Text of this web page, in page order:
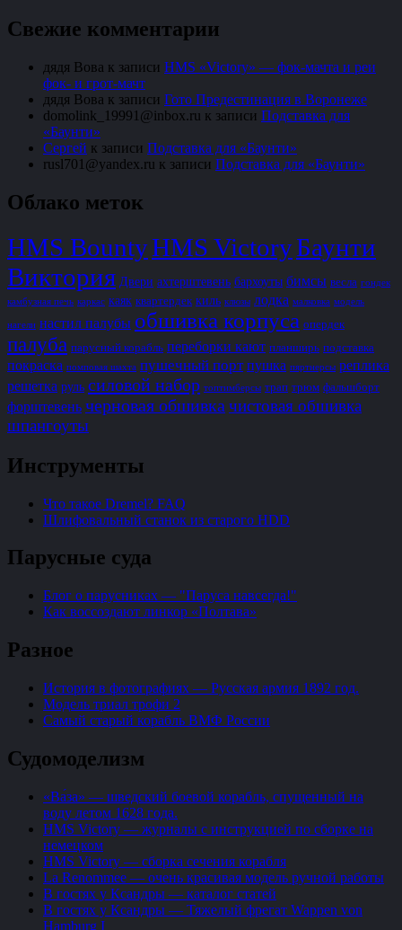
Свежие комментарии
дядя Вова к записи HMS «Victory» — фок-мачта и реи
фок- и грот-мачт
дядя Вова к записи Гото Предестинация в Воронеже
domolink_19991@inbox.ru к записи Подставка для
«Баунти»
Сергей к записи Подставка для «Баунти»
rusl701@yandex.ru к записи Подставка для «Баунти»
Облако меток
HMS BountyHMS VictoryБаунти
Виктория Двери ахтерштевень бархоуты бимсы весла гондек
камбузная печь каркас каяк квартердек киль клюзы лодка малковка модель
нагели настил палубы обшивка корпуса опердек
палуба парусный корабль переборки кают планширь подставка
покраска помповая шахта пушечный порт пушка пяртнерсы реплика
решетка руль силовой набор топтимберсы трап трюм фальшборт
форштевень черновая обшивка чистовая обшивка
шпангоуты
Инструменты
Что такое Dremel? FAQ
Шлифовальный станок из старого HDD
Парусные суда
Блог о парусниках — "Паруса навсегда!"
Как воссоздают линкор «Полтава»
Разное
История в фотографиях — Русская армия 1892 год.
Модель триал трофи 2
Самый старый корабль ВМФ России
Судомоделизм
«Ва́за» — шведский боевой корабль, спущенный на
воду летом 1628 года.
HMS Victory — журналы с инструкцией по сборке на
немецком
HMS Victory — сборка сечения корабля
La Renommee — очень красивая модель ручной работы
В гостях у Ксандры — каталог статей
В гостях у Ксандры — Тяжелый фрегат Wappen von
Hamburg I